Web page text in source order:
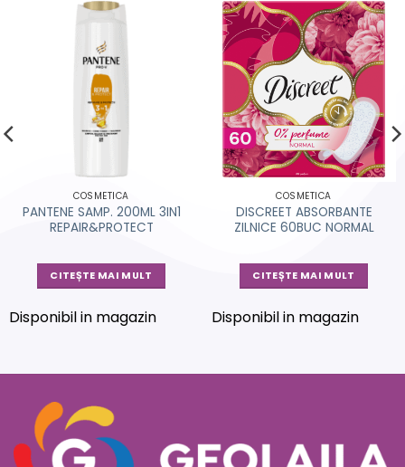
COSMETICA
PANTENE SAMP. 200ML 3IN1
REPAIR&PROTECT
CITEȘTE MAI MULT
Disponibil in magazin
COSMETICA
DISCREET ABSORBANTE
ZILNICE 60BUC NORMAL
CITEȘTE MAI MULT
Disponibil in magazin